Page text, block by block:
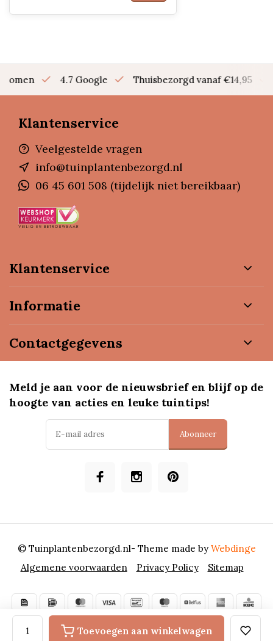
Toevoegen aan winkelwagen
bomen 4.7 Google Thuisbezorgd vanaf €14,95
Klantenservice
Veelgestelde vragen
info@tuinplantenbezorgd.nl
06 45 601 508 (tijdelijk niet bereikbaar)
Klantenservice
Informatie
Contactgegevens
Meld je aan voor de nieuwsbrief en blijf op de
hoogte van acties en leuke tuintips!
Abonneer
Algemene voorwaarden Privacy Policy Sitemap
© Tuinplantenbezorgd.nl- Theme made byWebdinge